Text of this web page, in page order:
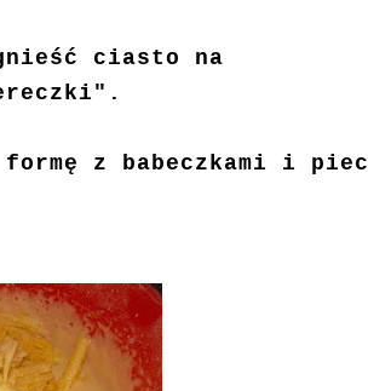
ciasto na
z babeczkami i piec